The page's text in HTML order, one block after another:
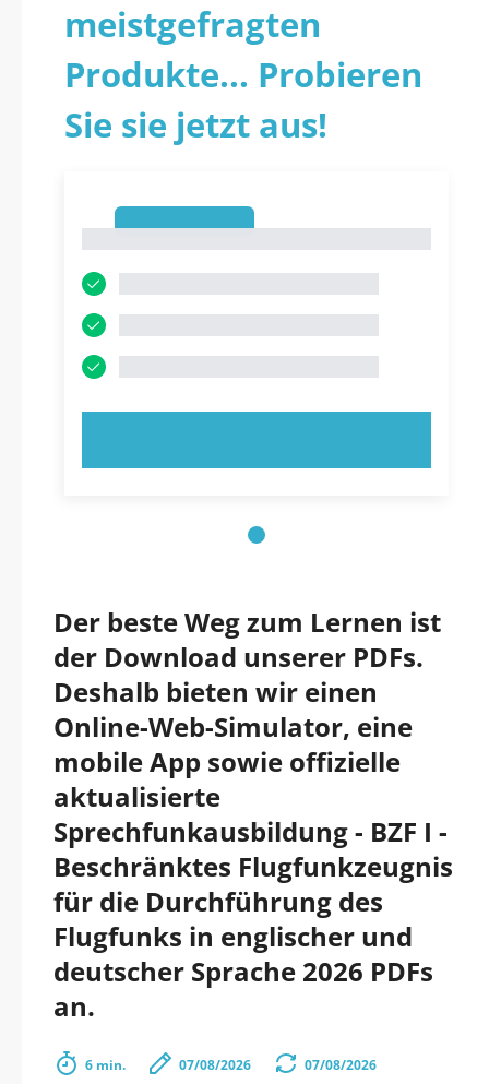
meistgefragten
Produkte... Probieren
Sie sie jetzt aus!
Der beste Weg zum Lernen ist
der Download unserer PDFs.
Deshalb bieten wir einen
Online-Web-Simulator, eine
mobile App sowie offizielle
aktualisierte
Sprechfunkausbildung - BZF I -
Beschränktes Flugfunkzeugnis
für die Durchführung des
Flugfunks in englischer und
deutscher Sprache 2026 PDFs
an.
6 min. 07/08/2026 07/08/2026